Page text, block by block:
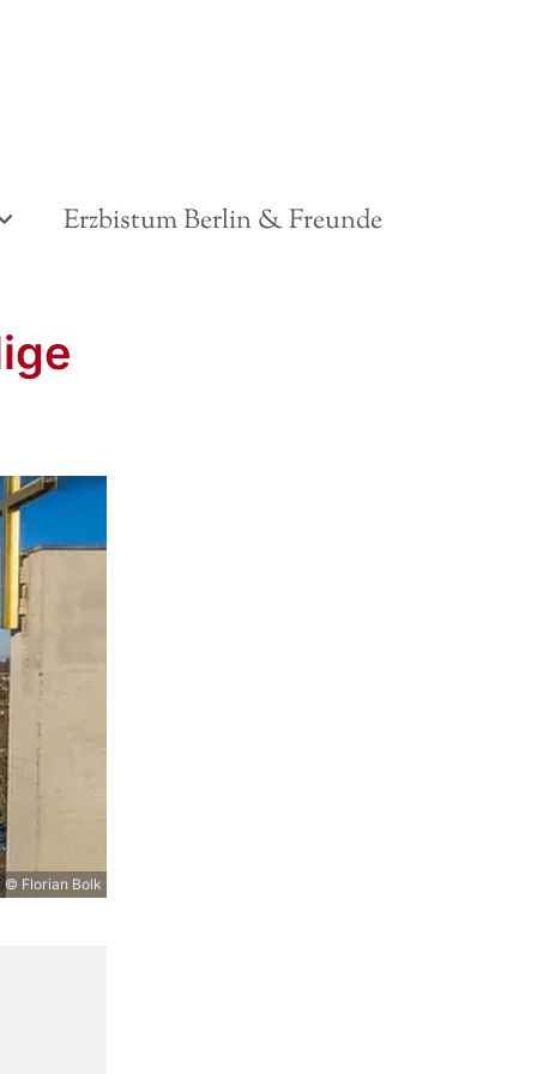
Erzbistum Berlin & Freunde
© Florian Bolk